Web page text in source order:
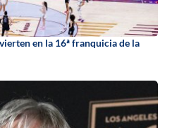
en la 16ª franquicia de la